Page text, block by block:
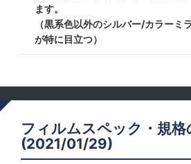
ます。
（黒系色以外のシルバー/カラーミ
が特に目立つ）
フィルムスペック・規
(2021/01/29)